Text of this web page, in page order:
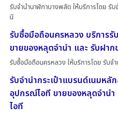
รับจำนำนาฬิกาบางพลัด ให้บริการโดย รั
นิ
รับซื้อมือถือนครหลวง บริการ
ขายของหลุดจำนำ และ รับฝา
รับซื้อมือถือนครหลวง ให้บริการโดย รับจํ
รับจำนำกระเป๋าแบรนด์เนมหลั
อุปกรณ์ไอที ขายของหลุดจำน
ไอที